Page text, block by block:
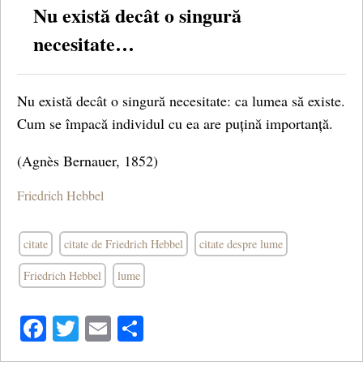
Nu există decât o singură
necesitate…
Nu există decât o singură necesitate: ca lumea să existe.
Cum se împacă individul cu ea are puțină importanță.
(Agnès Bernauer, 1852)
Friedrich Hebbel
citate citate de Friedrich Hebbel citate despre lume
Friedrich Hebbel lume
Facebook
Twitter
Email